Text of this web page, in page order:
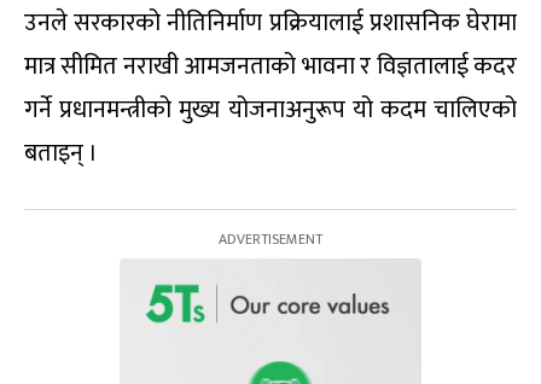
उनले सरकारको नीतिनिर्माण प्रक्रियालाई प्रशासनिक घेरामा
मात्र सीमित नराखी आमजनताको भावना र विज्ञतालाई कदर
गर्ने प्रधानमन्त्रीको मुख्य योजनाअनुरूप यो कदम चालिएको
बताइन् ।